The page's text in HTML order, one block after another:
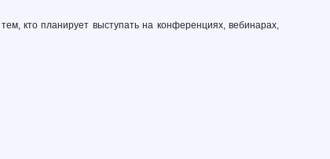
кто планирует выступать на конференциях, вебинарах,